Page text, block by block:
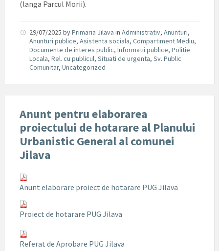
(langa Parcul Morii).
29/07/2025 byPrimaria Jilava in Administrativ, Anunturi,
Anunturi publice, Asistenta sociala, Compartiment Mediu,
Documente de interes public, Informatii publice, Politie
Locala, Rel. cu publicul, Situati de urgenta, Sv. Public
Comunitar, Uncategorized
Anunt pentru elaborarea
proiectului de hotarare al Planului
Urbanistic General al comunei
Jilava
Anunt elaborare proiect de hotarare PUG Jilava
Proiect de hotarare PUG Jilava
Referat de Aprobare PUG Jilava